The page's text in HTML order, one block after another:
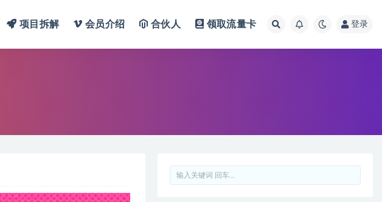
项目拆解 会员介绍 合伙人 领取流量卡 登录